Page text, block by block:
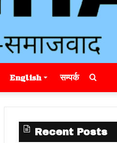
English सम्पर्क Search
for
Recent Posts